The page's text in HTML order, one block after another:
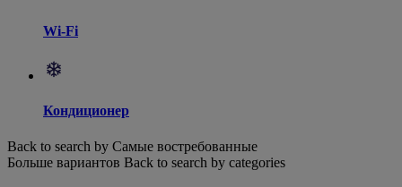
Wi-Fi
Кондиционер
Back to search by Самые востребованные
Больше вариантов Back to search by categories